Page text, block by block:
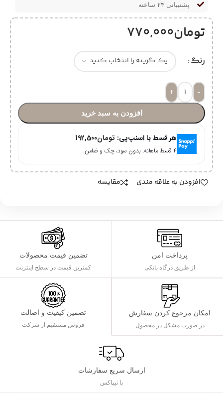
پشتیبانی ۲۴ ساعته
تومان770,000
رنگ
-
+
افزودن به سبد خرید
هر قسط با اسنپ‌پی: تومان192,500
۴ قسط ماهانه. بدون سود، چک و ضامن.
افزودن به علاقه مندی مقایسه
پرداخت امن
از طریق درگاه بانکی
تضمین قیمت محصولات
کمترین قیمت در سطح اینترنت
امکان مرجوع کردن سفارش
در صورت مشکل در محصول
تضمین کیفیت و اصالت
فروش مستقیم از شرکت
ارسال سریع سفارشات
با تیپاکس